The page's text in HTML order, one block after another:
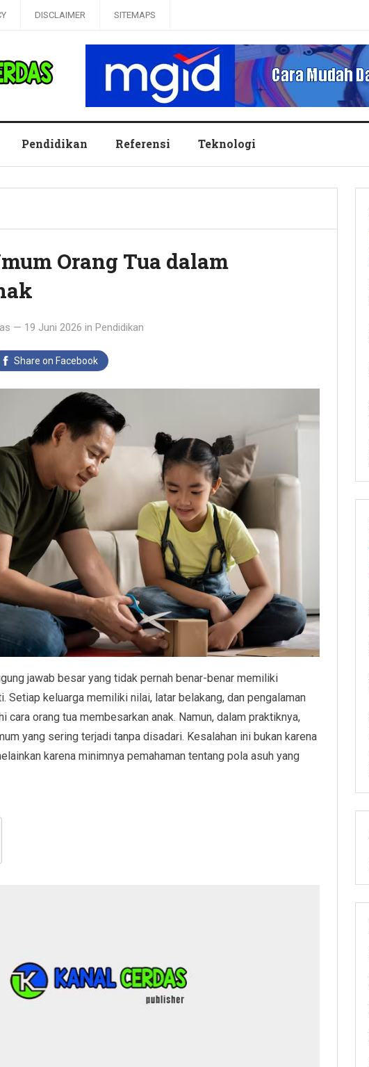
DISCLAIMER SITEMAPS
Pendidikan Referensi Teknologi
Orang Tua dalam
— 19 Juni 2026 in Pendidikan
Share on Facebook
jawab besar yang tidak pernah benar-benar memiliki
Setiap keluarga memiliki nilai, latar belakang, dan pengalaman
cara orang tua membesarkan anak. Namun, dalam praktiknya,
yang sering terjadi tanpa disadari. Kesalahan ini bukan karena
karena minimnya pemahaman tentang pola asuh yang